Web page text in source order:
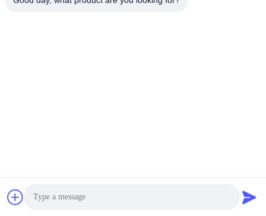
स्वचालित पीपी स्ट्रैप बैंड